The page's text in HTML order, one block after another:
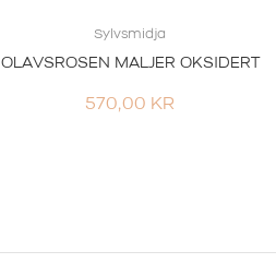
Sylvsmidja
OLAVSROSEN MALJER OKSIDERT
570,00 KR